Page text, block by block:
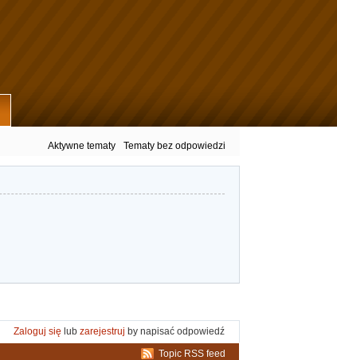
Aktywne tematy Tematy bez odpowiedzi
Zaloguj się lub zarejestruj by napisać odpowiedź
Topic RSS feed